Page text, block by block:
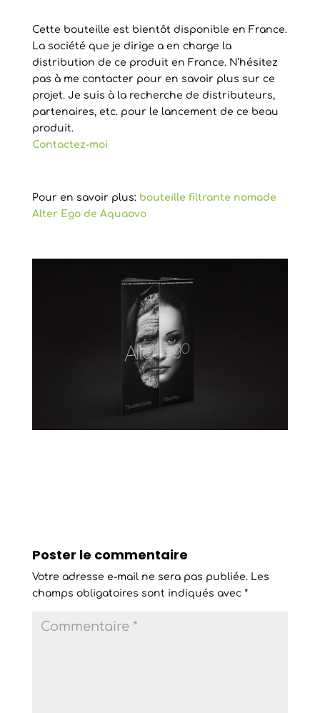
Cette bouteille est bientôt disponible en France.
La société que je dirige a en charge la
distribution de ce produit en France. N’hésitez
pas à me contacter pour en savoir plus sur ce
projet. Je suis à la recherche de distributeurs,
partenaires, etc. pour le lancement de ce beau
produit.
Contactez-moi
Pour en savoir plus: bouteille filtrante nomade
Alter Ego de Aquaovo
Poster le commentaire
Votre adresse e-mail ne sera pas publiée. Les
champs obligatoires sont indiqués avec *